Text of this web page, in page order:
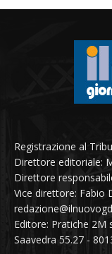
Registrazione al
Direttore editoriale:
Direttore
Vice direttore: Fabio
Editore: Pratiche 2M
Saavedra 55.27 -